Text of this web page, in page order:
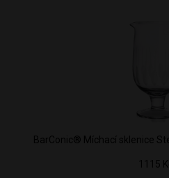
BarConic® Míchací sklenice
1115